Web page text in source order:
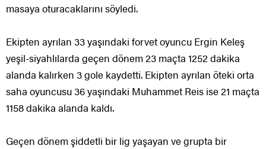
masaya oturacaklarını söyledi.
Ekipten ayrılan 33 yaşındaki forvet oyuncu Ergin Keleş
yeşil-siyahlılarda geçen dönem 23 maçta 1252 dakika
alanda kalırken 3 gole kaydetti. Ekipten ayrılan öteki orta
saha oyuncusu 36 yaşındaki Muhammet Reis ise 21 maçta
1158 dakika alanda kaldı.
Geçen dönem şiddetli bir lig yaşayan ve grupta bir